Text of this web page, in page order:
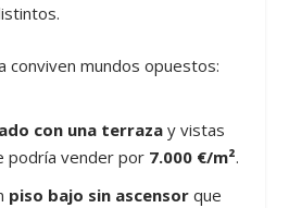
conviven mundos opuestos:
con una terrazay vistas
podría vender por 7.000 €/m².
piso bajo sin ascensorque